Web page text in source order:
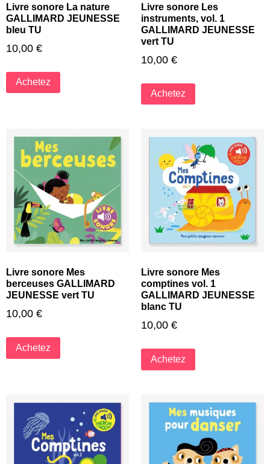
Livre sonore La nature
GALLIMARD JEUNESSE
bleu TU
10,00 €
Achetez
Livre sonore Les
instruments, vol. 1
GALLIMARD JEUNESSE
vert TU
10,00 €
Achetez
Livre sonore Mes
berceuses GALLIMARD
JEUNESSE vert TU
10,00 €
Achetez
Livre sonore Mes
comptines vol. 1
GALLIMARD JEUNESSE
blanc TU
10,00 €
Achetez